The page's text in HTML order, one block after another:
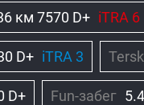
км 7570 D+ iTRA 6
D+ iTRA 3
D+ Fun-забег